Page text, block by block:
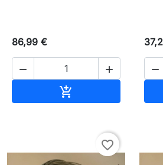
86,99 €
 


favorite_border